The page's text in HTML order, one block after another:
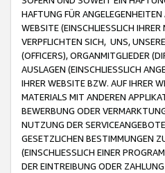
HAFTUNG FÜR
WEBSITE (EINSCHLIESSLICH
VERPFLICHTEN SICH, UNS,
(OFFICERS), ORGANMITGLIEDER
AUSLAGEN (EINSCHLIESSLICH
IHRER WEBSITE BZW. AUF IHRER
MATERIALS MIT ANDEREN
BEWERBUNG ODER
NUTZUNG DER
GESETZLICHEN BESTIMMUNGEN
(EINSCHLIESSLICH EINER
DER EINTREIBUNG ODER